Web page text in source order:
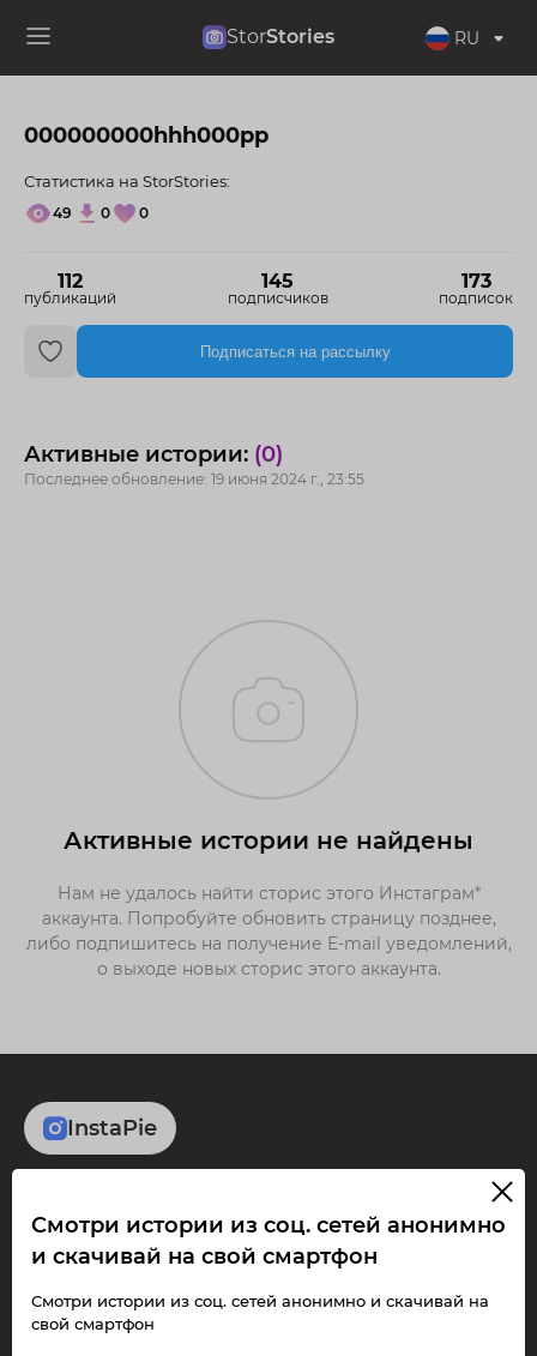
StorStories RU
000000000hhh000pp
112
публикаций
145
подписчиков
173
подписок
Статистика на StorStories:
49 0 0
Подписаться на рассылку
Активные истории: (0)
Последнее обновление: 19 июня 2024 г., 23:55
Активные истории не найдены
Нам не удалось найти сторис этого Инстаграм*
аккаунта. Попробуйте обновить страницу позднее,
либо подпишитесь на получение E-mail уведомлений,
о выходе новых сторис этого аккаунта.
InstaPie
Смотри Stories и
скачивай Reels без
ограничений!
Смотри истории из соц. сетей анонимно
и скачивай на свой смартфон
Смотри истории из соц. сетей анонимно и скачивай на
свой смартфон